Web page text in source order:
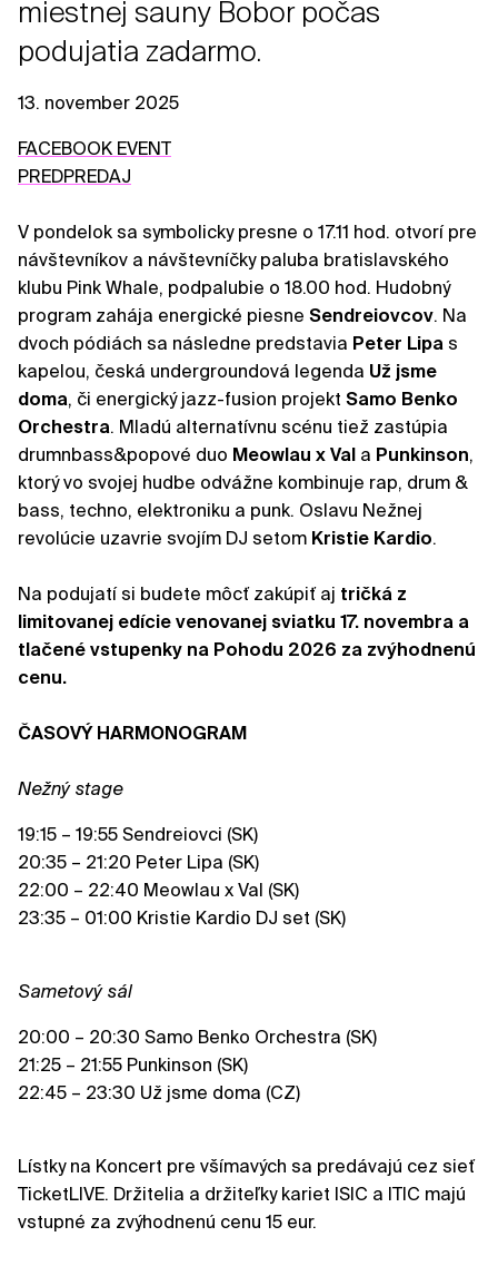
miestnej sauny Bobor počas
podujatia zadarmo.
13. november 2025
FACEBOOK EVENT
PREDPREDAJ
V pondelok sa symbolicky presne o 17.11 hod. otvorí pre
návštevníkov a návštevníčky paluba bratislavského
klubu Pink Whale, podpalubie o 18.00 hod. Hudobný
program zahája energické piesne Sendreiovcov. Na
dvoch pódiách sa následne predstavia Peter Lipa s
kapelou, česká undergroundová legenda Už jsme
doma, či energický jazz-fusion projekt Samo Benko
Orchestra. Mladú alternatívnu scénu tiež zastúpia
drumnbass&popové duo Meowlau x Val a Punkinson,
ktorý vo svojej hudbe odvážne kombinuje rap, drum &
bass, techno, elektroniku a punk. Oslavu Nežnej
revolúcie uzavrie svojím DJ setom Kristie Kardio.
Na podujatí si budete môcť zakúpiť aj tričká z
limitovanej edície venovanej sviatku 17. novembra a
tlačené vstupenky na Pohodu 2026 za zvýhodnenú
cenu.
ČASOVÝ HARMONOGRAM
Nežný stage
19:15 – 19:55 Sendreiovci (SK)
20:35 – 21:20 Peter Lipa (SK)
22:00 – 22:40 Meowlau x Val (SK)
23:35 – 01:00 Kristie Kardio DJ set (SK)
Sametový sál
20:00 – 20:30 Samo Benko Orchestra (SK)
21:25 – 21:55 Punkinson (SK)
22:45 – 23:30 Už jsme doma (CZ)
Lístky na Koncert pre všímavých sa predávajú cez sieť
TicketLIVE. Držitelia a držiteľky kariet ISIC a ITIC majú
vstupné za zvýhodnenú cenu 15 eur.